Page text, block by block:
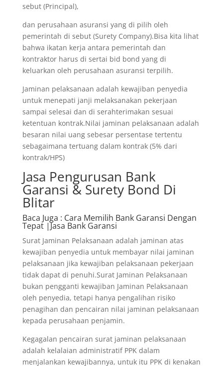
sebut (Principal),
dan perusahaan asuransi yang di pilih oleh
pemerintah di sebut (Surety Company).Bisa kita lihat
bahwa ikatan kerja antara pemerintah dan
kontraktor harus di sertai bid bond yang di
keluarkan oleh perusahaan asuransi terpilih.
Jaminan pelaksanaan adalah kewajiban penyedia
untuk menepati janji melaksanakan pekerjaan
sampai selesai dan di serahterimakan sesuai
ketentuan kontrak.Nilai jaminan pelaksanaan adalah
besaran nilai uang sebesar persentase tertentu
sebagaimana tertuang dalam kontrak (5% dari
kontrak/HPS)
Jasa Pengurusan Bank
Garansi & Surety Bond Di
Blitar
Baca Juga : Cara Memilih Bank Garansi Dengan
Tepat |Jasa Bank Garansi
Surat Jaminan Pelaksanaan adalah jaminan atas
kewajiban penyedia untuk membayar nilai jaminan
pelaksanaan jika kewajiban pelaksanaan pekerjaan
tidak dapat di penuhi.Surat Jaminan Pelaksanaan
bukan pengganti kewajiban Jaminan Pelaksanaan
oleh penyedia, tetapi hanya pengalihan risiko
penagihan dan pencairan nilai jaminan pelaksanaan
kepada perusahaan penjamin.
Kegagalan pencairan surat jaminan pelaksanaan
adalah kelalaian administratif PPK dalam
menjalankan kewajibannya, untuk itu PPK di kenakan